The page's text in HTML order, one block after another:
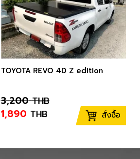
TOYOTA REVO 4D Z edition
3,200 THB
1,890 THB สั่งซื้อ